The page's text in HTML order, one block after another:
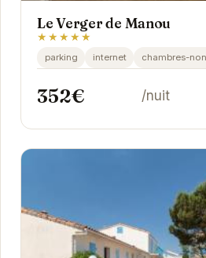
Le Verger de Manou
★★★★★
parking internet chambres-
352€ /nuit